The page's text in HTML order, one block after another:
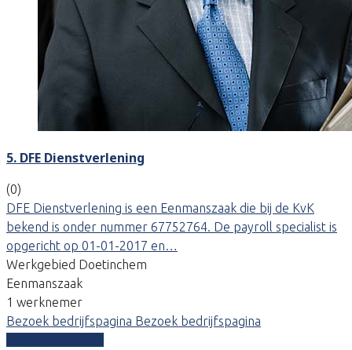
5. DFE Dienstverlening
(0)
DFE Dienstverlening is een Eenmanszaak die bij de KvK
bekend is onder nummer 67752764. De payroll specialist is
opgericht op 01-01-2017 en…
Werkgebied Doetinchem
Eenmanszaak
1 werknemer
Bezoek bedrijfspagina Bezoek bedrijfspagina